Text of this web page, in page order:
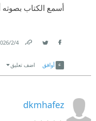
أسمع الكتاب
4‏/2‏/2026
أوافق اضف تعليق
dkmhafez